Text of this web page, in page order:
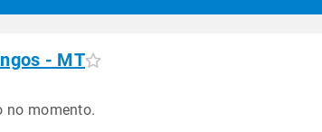
- MT
no momento.